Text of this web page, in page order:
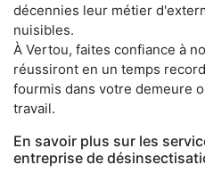
décennies leur métier
nuisibles.
À Vertou, faites confiance à
réussiront en un temps
fourmis dans votre demeure
travail.
En savoir plus sur les
entreprise de